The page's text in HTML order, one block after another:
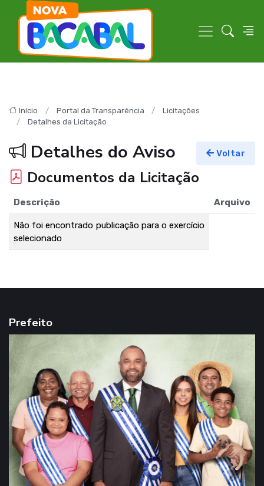
Início Portal da Transparência
Licitações
Detalhes da Licitação
Voltar
Detalhes do Aviso
Documentos da Licitação
Descrição Arquivo
Não foi encontrado publicação para o exercício
selecionado
Prefeito